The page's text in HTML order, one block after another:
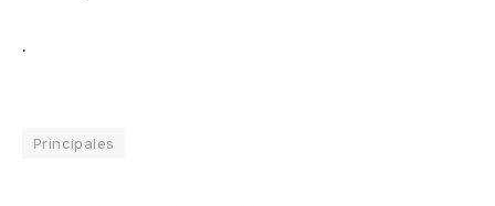
.
Principales